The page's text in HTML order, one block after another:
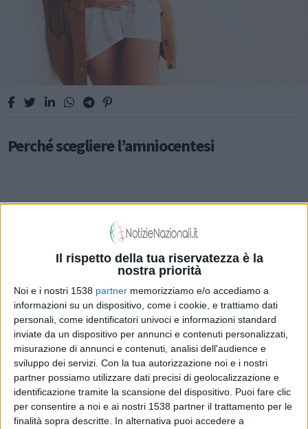
Il rispetto della tua riservatezza è la
nostra priorità
Noi e i nostri 1538 partner memorizziamo e/o accediamo a
informazioni su un dispositivo, come i cookie, e trattiamo dati
personali, come identificatori univoci e informazioni standard
inviate da un dispositivo per annunci e contenuti personalizzati,
misurazione di annunci e contenuti, analisi dell'audience e
sviluppo dei servizi. Con la tua autorizzazione noi e i nostri
partner possiamo utilizzare dati precisi di geolocalizzazione e
identificazione tramite la scansione del dispositivo. Puoi fare clic
per consentire a noi e ai nostri 1538 partner il trattamento per le
finalità sopra descritte. In alternativa puoi accedere a
Perché scegliere l’amniocentesi